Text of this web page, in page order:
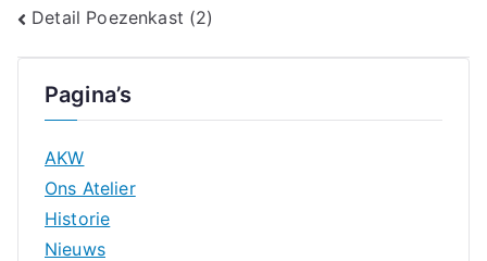
Bericht
navigatie
Detail Poezenkast (2)
Pagina’s
AKW
Ons Atelier
Historie
Nieuws